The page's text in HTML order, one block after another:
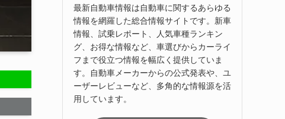
最新自動車情報は自動車に関するあらゆる
情報を網羅した総合情報サイトです。新車
情報、試乗レポート、人気車種ランキン
グ、お得な情報など、車選びからカーライ
フまで役立つ情報を幅広く提供していま
す。自動車メーカーからの公式発表や、ユ
ーザーレビューなど、多角的な情報源を活
用しています。